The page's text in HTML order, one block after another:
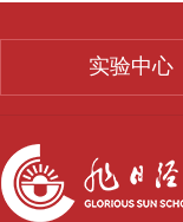
实验中心